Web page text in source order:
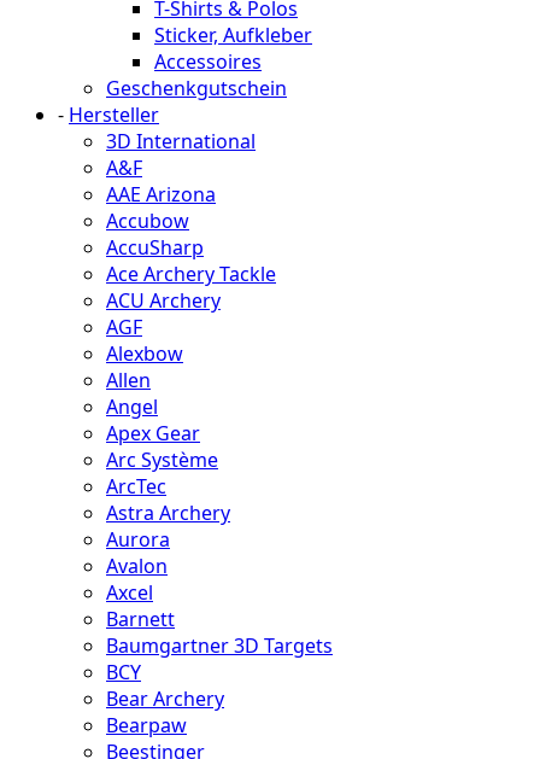
T-Shirts & Polos
Sticker, Aufkleber
Accessoires
Geschenkgutschein
- Hersteller
3D International
A&F
AAE Arizona
Accubow
AccuSharp
Ace Archery Tackle
ACU Archery
AGF
Alexbow
Allen
Angel
Apex Gear
Arc Système
ArcTec
Astra Archery
Aurora
Avalon
Axcel
Barnett
Baumgartner 3D Targets
BCY
Bear Archery
Bearpaw
Beestinger